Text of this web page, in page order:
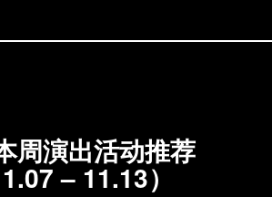
周演出活动推荐
– 11.13）